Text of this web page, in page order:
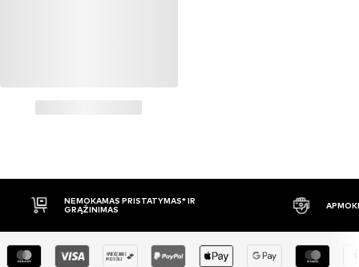
NEMOKAMAS PRISTATYMAS* IR
GRĄŽINIMAS